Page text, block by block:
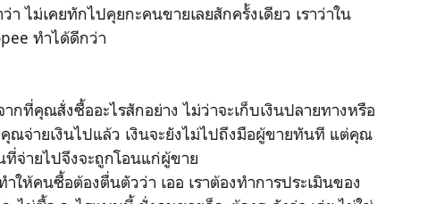
ไม่เคยทักไปคุยกะคนขายเลยสักครั้งเดียว เราว่าใน
ทำได้ดีกว่า
ที่คุณสั่งซื้ออะไรสักอย่าง ไม่ว่าจะเก็บเงินปลายทางหรือ
ณจ่ายเงินไปแล้ว เงินจะยังไม่ไปถึงมือผู้ขายทันที แต่คุณ
จ่ายไปจึงจะถูกโอนแก่ผู้ขาย
ห้คนซื้อต้องตื่นตัวว่า เออ เราต้องทำการประเมินของ